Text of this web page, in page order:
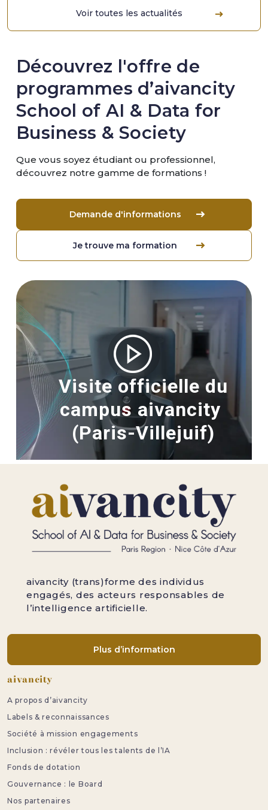
Voir toutes les actualités
Découvrez l'offre de
programmes d’aivancity
School of AI & Data for
Business & Society
Que vous soyez étudiant ou professionnel,
découvrez notre gamme de formations !
Demande d'informations
Je trouve ma formation
Image
Visite officielle du
campus aivancity
(Paris-Villejuif)
aivancity (trans)forme des individus
engagés, des acteurs responsables de
l’intelligence artificielle.
Plus d’information
Pied de page
aivancity
A propos d’aivancity
Labels & reconnaissances
Société à mission engagements
Inclusion : révéler tous les talents de l’IA
Fonds de dotation
Gouvernance : le Board
Nos partenaires